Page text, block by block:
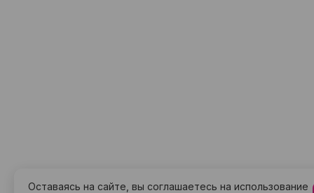
Оставаясь на сайте, вы соглашаетесь на использование